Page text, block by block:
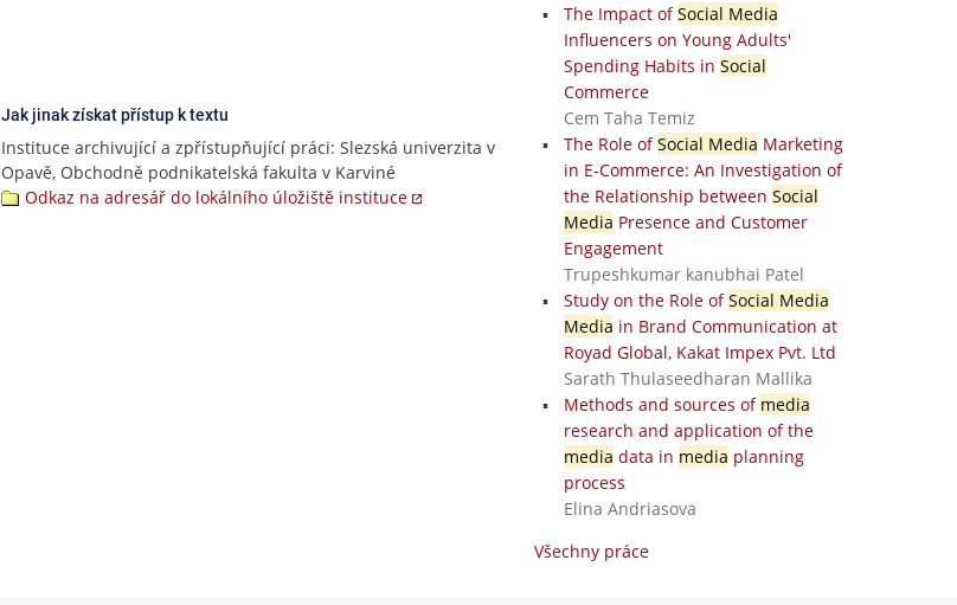
Jak jinak získat přístup k textu
Instituce archivující a zpřístupňující práci: Slezská univerzita v
Opavě, Obchodně podnikatelská fakulta v Karviné
Odkaz na adresář do lokálního úložiště instituce
The Impact ofSocial Media
Influencers on Young Adults'
Spending Habits in Social
Commerce
Cem Taha Temiz
The Role ofSocial Media Marketing
in E-Commerce: An Investigation of
the Relationship between Social
Media Presence and Customer
Engagement
Trupeshkumar kanubhai Patel
Study on the Role ofSocial Media
Media in Brand Communication at
Royad Global, Kakat Impex Pvt. Ltd
Sarath Thulaseedharan Mallika
Methods and sources of media
research and application of the
media data in media planning
process
Elina Andriasova
Všechny práce